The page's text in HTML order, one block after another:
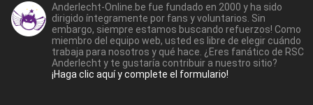
Anderlecht-Online.be fue fundado en 2000 y ha sido
dirigido íntegramente por fans y voluntarios. Sin
embargo, siempre estamos buscando refuerzos! Como
miembro del equipo web, usted es libre de elegir cuándo
trabaja para nosotros y qué hace. ¿Eres fanático de RSC
Anderlecht y te gustaría contribuir a nuestro sitio?
¡Haga clic aquí y complete el formulario!